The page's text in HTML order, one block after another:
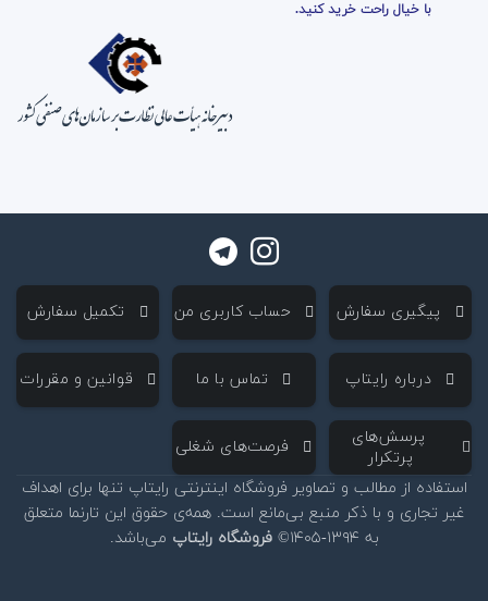
با خیال راحت خرید کنید.
‌ پیگیری سفارش ‌ حساب کاربری من ‌ تکمیل سفارش
‌ درباره رایتاپ ‌ تماس با ما ‌ قوانین و مقررات
‌ پرسش‌های
پرتکرار
‌ فرصت‌های شغلی
استفاده از مطالب و تصاویر فروشگاه اینترنتی رایتاپ تنها برای اهداف
غیر تجاری و با ذکر منبع بی‌مانع است. همه‌ی حقوق این تارنما متعلق
به ۱۳۹۴-۱۴۰۵©
فروشگاه رایتاپ می‌باشد.